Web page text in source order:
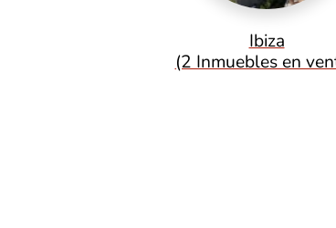
Ibiza
(2 Inmuebles en